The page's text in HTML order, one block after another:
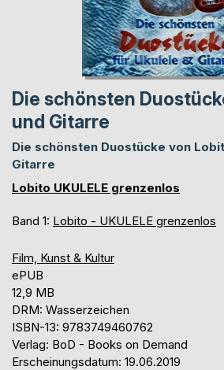
Die schönsten
und Gitarre
Die schönsten Duostücke von
Gitarre
Lobito UKULELE grenzenlos
Band 1: Lobito - UKULELE grenzenlos
Film, Kunst & Kultur
ePUB
12,9 MB
DRM: Wasserzeichen
ISBN-13: 9783749460762
Verlag: BoD - Books on Demand
Erscheinungsdatum: 19.06.2019